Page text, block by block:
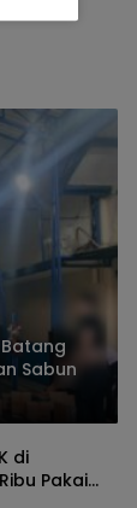
Batang
Sabun
di
Pakai